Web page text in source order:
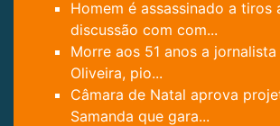
Homem é assassinado a tiros
discussão com com...
Morre aos 51 anos a jornalista
Oliveira, pio...
Câmara de Natal aprova
Samanda que gara...